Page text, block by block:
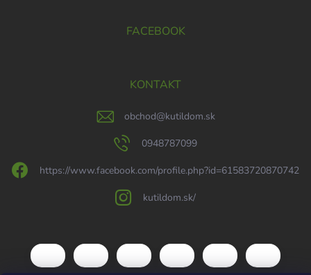
FACEBOOK
KONTAKT
obchod@kutildom.sk
0948787099
https://www.facebook.com/profile.php?id=61583720870742
kutildom.sk/